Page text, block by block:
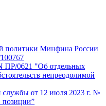
политики Минфина России
ПР/0621 "Об отдельных
непреодолимой
службы от 12 июля 2023 г. №
позиции”